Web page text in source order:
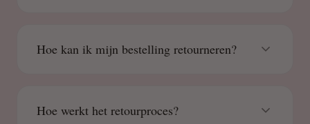
Hoe kan ik mijn bestelling retourneren?
Hoe werkt het retourproces?